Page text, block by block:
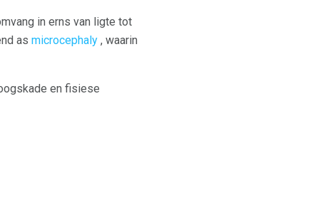
in erns van ligte tot
as microcephaly , waarin
en fisiese